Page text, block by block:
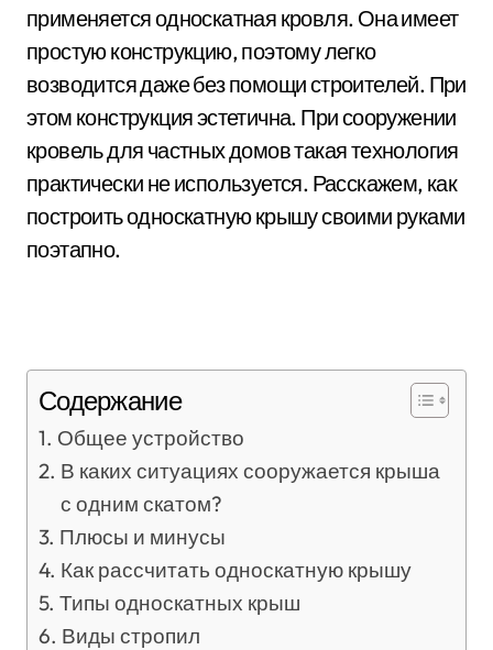
применяется односкатная кровля. Она имеет
простую конструкцию, поэтому легко
возводится даже без помощи строителей. При
этом конструкция эстетична. При сооружении
кровель для частных домов такая технология
практически не используется. Расскажем, как
построить односкатную крышу своими руками
поэтапно.
Содержание
Общее устройство
В каких ситуациях сооружается крыша
с одним скатом?
Плюсы и минусы
Как рассчитать односкатную крышу
Типы односкатных крыш
Виды стропил